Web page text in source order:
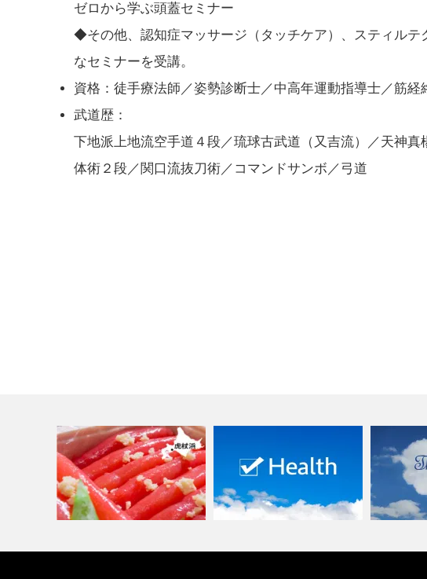
ゼロから学ぶ頭蓋セミナー
◆その他、認知症マッサージ（タッチケア）、スティル
なセミナーを受講。
資格：徒手療法師／姿勢診断士／中高年運動指導士／筋
武道歴：
下地派上地流空手道４段／琉球古武道（又吉流）／天神真
体術２段／関口流抜刀術／コマンドサンボ／弓道